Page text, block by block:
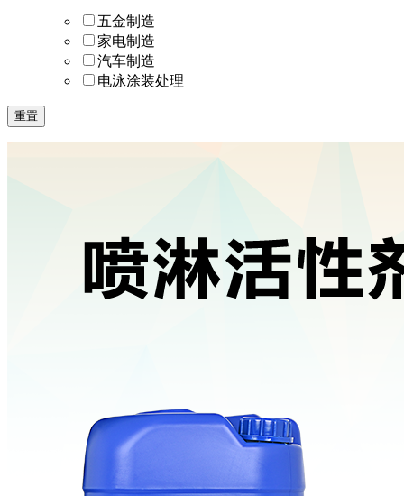
五金制造
家电制造
汽车制造
电泳涂装处理
重置